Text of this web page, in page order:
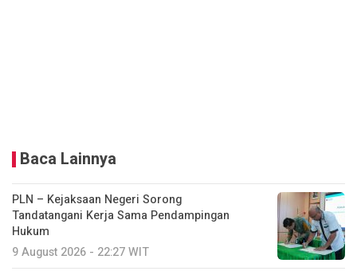
Baca Lainnya
PLN – Kejaksaan Negeri Sorong
Tandatangani Kerja Sama Pendampingan
Hukum
9 August 2026 - 22:27 WIT